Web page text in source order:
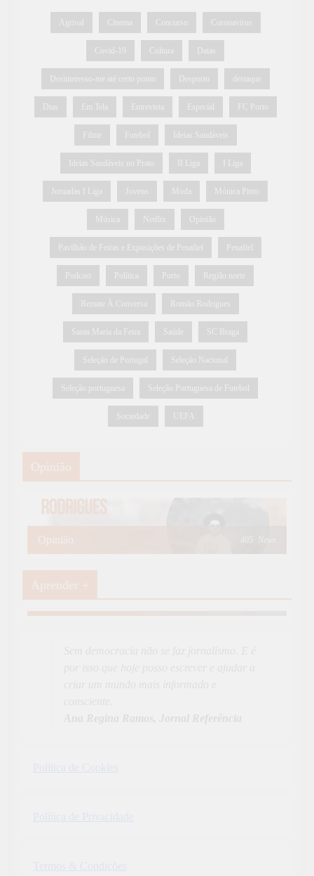
Agrival Cinema Concurso Coronavírus
Covid-19 Cultura Datas
Desinteresso-me até certo ponto Desporto destaque
Dias Em Tela Entrevista Especial FC Porto
Filme Futebol Ideias Saudáveis
Ideias Saudáveis no Prato II Liga I Liga
Jornadas I Liga Jovens Moda Mónica Pinto
Música Netflix Opinião
Pavilhão de Feiras e Exposições de Penafiel Penafiel
Podcast Política Porto Região norte
Remate À Conversa Romão Rodrigues
Santa Maria da Feira Saúde SC Braga
Seleção de Portugal Seleção Nacional
Seleção portuguesa Seleção Portuguesa de Futebol
Sociedade UEFA
Opinião
Opinião
Aprender +
Aprender Mais 19 News